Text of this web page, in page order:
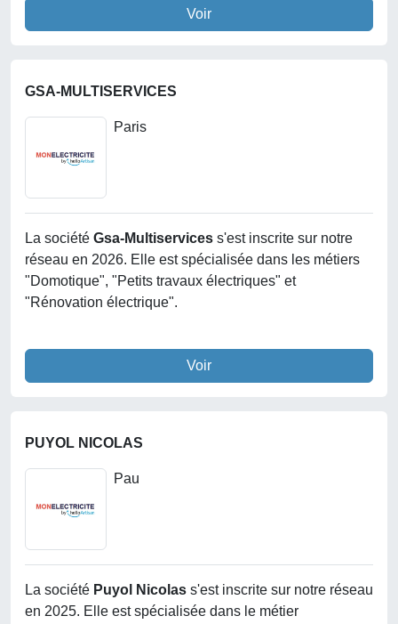
Voir
GSA-MULTISERVICES
Paris
La société Gsa-Multiservices s'est inscrite sur notre
réseau en 2026. Elle est spécialisée dans les métiers
"Domotique", "Petits travaux électriques" et
"Rénovation électrique".
Voir
PUYOL NICOLAS
Pau
La société Puyol Nicolas s'est inscrite sur notre réseau
en 2025. Elle est spécialisée dans le métier